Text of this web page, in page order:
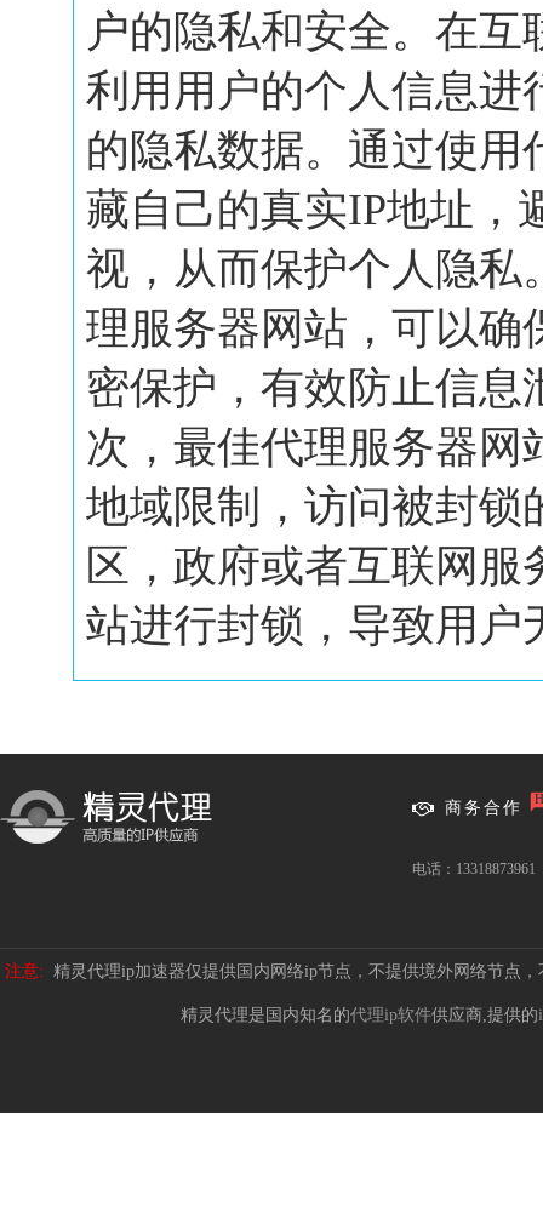
户的隐私和安全。在
利用用户的个人信息进
的隐私数据。通过使
藏自己的真实IP地址，
视，从而保护个人隐私
理服务器网站，可以确
密保护，有效防止信
次，最佳代理服务器
地域限制，访问被封锁
区，政府或者互联网
站进行封锁，导致用户
商务合作
电话：13318873961
注意: 精灵代理ip加速器仅提供国内网络ip节点，不提供境外网络节点
精灵代理是国内知名的代理ip软件供应商,提供的